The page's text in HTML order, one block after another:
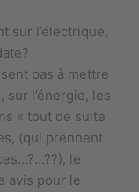
sur l’électrique,
pas à mettre
l’énergie, les
« tout de suite
(qui prennent
le
avis pour le